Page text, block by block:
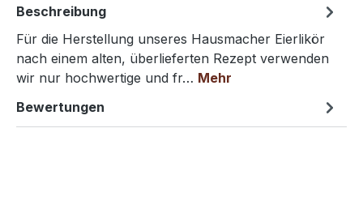
Beschreibung
Für die Herstellung unseres Hausmacher Eierlikör
nach einem alten, überlieferten Rezept verwenden
wir nur hochwertige und fr… Mehr
Bewertungen